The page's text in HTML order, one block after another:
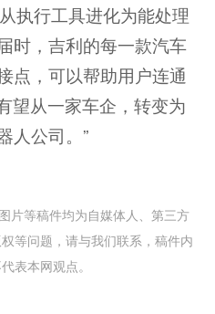
执行工具进化为能处理
时，吉利的每一款汽车
点，可以帮助用户连通
望从一家车企，转变为
人公司。”
片等稿件均为自媒体人、第三方
等问题，请与我们联系，稿件内
表本网观点。